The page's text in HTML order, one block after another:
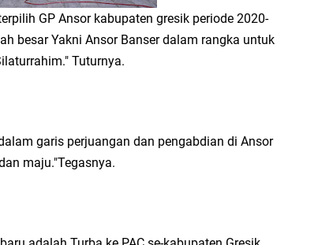
GP Ansor kabupaten gresik periode 2020-
besar Yakni Ansor Banser dalam rangka untuk
Tuturnya.
garis perjuangan dan pengabdian di Ansor
maju."Tegasnya.